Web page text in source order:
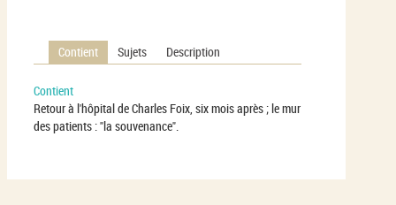
Contient Sujets Description
Contient
Retour à l'hôpital de Charles Foix, six mois après ; le mur
des patients : "la souvenance".